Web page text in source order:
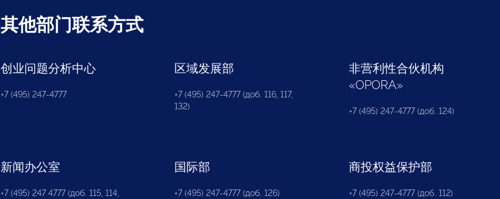
其他部门联系方式
创业问题分析中心
+7 (495) 247-4777
区域发展部
+7 (495) 247-4777 (доб. 116, 117,
132)
非营利性合伙机构
«OPORA»
+7 (495) 247-4777 (доб. 124)
新闻办公室
+7 (495) 247 4777 (доб. 115, 114,
国际部
+7 (495) 247-4777 (доб. 126)
商投权益保护部
+7 (495) 247-4777 (доб. 112)